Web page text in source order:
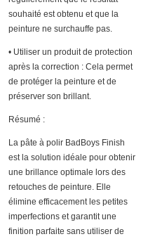
souhaité est obtenu et que la
peinture ne surchauffe pas.
• Utiliser un produit de protection
après la correction : Cela permet
de protéger la peinture et de
préserver son brillant.
Résumé :
La pâte à polir BadBoys Finish
est la solution idéale pour obtenir
une brillance optimale lors des
retouches de peinture. Elle
élimine efficacement les petites
imperfections et garantit une
finition parfaite sans utiliser de